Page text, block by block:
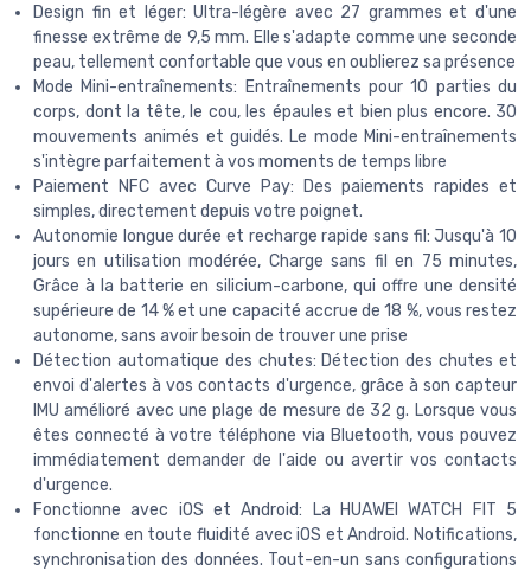
Design fin et léger: Ultra-légère avec 27 grammes et d'une
finesse extrême de 9,5 mm. Elle s'adapte comme une seconde
peau, tellement confortable que vous en oublierez sa présence
Mode Mini-entraînements: Entraînements pour 10 parties du
corps, dont la tête, le cou, les épaules et bien plus encore. 30
mouvements animés et guidés. Le mode Mini-entraînements
s'intègre parfaitement à vos moments de temps libre
Paiement NFC avec Curve Pay: Des paiements rapides et
simples, directement depuis votre poignet.
Autonomie longue durée et recharge rapide sans fil: Jusqu'à 10
jours en utilisation modérée, Charge sans fil en 75 minutes,
Grâce à la batterie en silicium-carbone, qui offre une densité
supérieure de 14 % et une capacité accrue de 18 %, vous restez
autonome, sans avoir besoin de trouver une prise
Détection automatique des chutes: Détection des chutes et
envoi d'alertes à vos contacts d'urgence, grâce à son capteur
IMU amélioré avec une plage de mesure de 32 g. Lorsque vous
êtes connecté à votre téléphone via Bluetooth, vous pouvez
immédiatement demander de l'aide ou avertir vos contacts
d'urgence.
Fonctionne avec iOS et Android: La HUAWEI WATCH FIT 5
fonctionne en toute fluidité avec iOS et Android. Notifications,
synchronisation des données. Tout-en-un sans configurations